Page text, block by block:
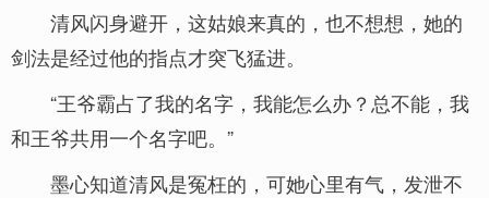
清风闪身避开，这姑娘来真的，也不想想，她的
剑法是经过他的指点才突飞猛进。
“王爷霸占了我的名字，我能怎么办？总不能，我
和王爷共用一个名字吧。”
墨心知道清风是冤枉的，可她心里有气，发泄不